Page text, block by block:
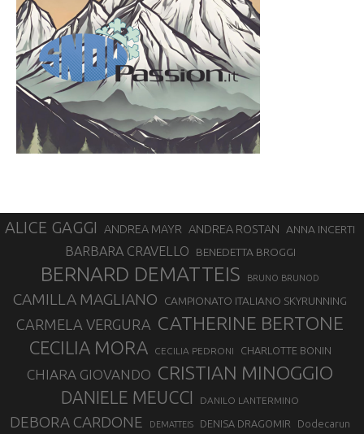
ALICE GAGGI ANDREA MAYR ANDREA ROSTAN ANNA INCERTI
BARBARA CRAVELLO BENEDETTA BROGGI
BERNARD DEMATTEIS BRUNO BRUNOD
CAMILLA MAGLIANO CAMPIONATO ITALIANO SKYRUNNING
CARMELA VERGURA CATHERINE BERTONE
CECILIA MORA CECILIA PEDRONI CHARLOTTE BONIN
CHIARA GIOVANDO CRISTIAN MINOGGIO
DANIELE MEUCCI DANILO LANTERMINO
DEBORA CARDONE DEMATTEIS DENISA DRAGOMIR Dodecarun